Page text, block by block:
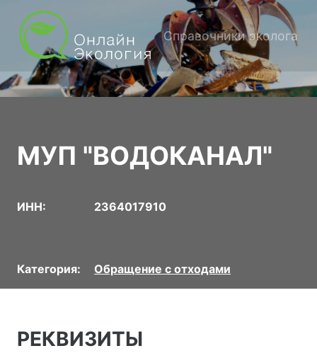
Справочники эколога
МУП "ВОДОКАНАЛ"
ИНН: 2364017910
Категория: Обращение с отходами
РЕКВИЗИТЫ